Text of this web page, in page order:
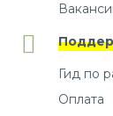
Гид по
Оплата